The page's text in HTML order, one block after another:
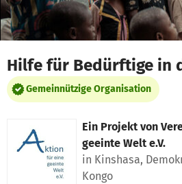
Hilfe für Bedürftige in
Gemeinnützige Organisation
Ein Projekt von
geeinte Welt e.V.
in Kinshasa,
Kongo